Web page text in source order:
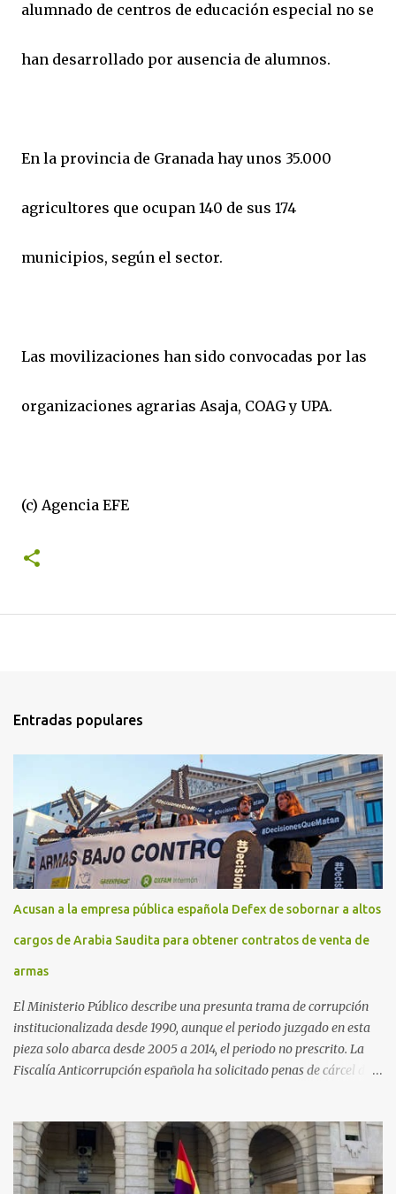
alumnado de centros de educación especial no se
han desarrollado por ausencia de alumnos.
En la provincia de Granada hay unos 35.000
agricultores que ocupan 140 de sus 174
municipios, según el sector.
Las movilizaciones han sido convocadas por las
organizaciones agrarias Asaja, COAG y UPA.
(c) Agencia EFE
Entradas populares
Acusan a la empresa pública española Defex de sobornar a altos
cargos de Arabia Saudita para obtener contratos de venta de
armas
El Ministerio Público describe una presunta trama de corrupción
institucionalizada desde 1990, aunque el periodo juzgado en esta
pieza solo abarca desde 2005 a 2014, el periodo no prescrito. La
Fiscalía Anticorrupción española ha solicitado penas de cárcel de
Arabia Saudita a través de la empresa pública española Defex,
disuelta. El fiscal Conrado Saiz describe en su escrito de
conclusiones cómo la empresa pública Defex pagó comisiones